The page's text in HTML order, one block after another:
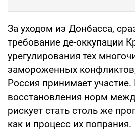
За уходом из Донбасса,
требование де-оккупации
урегулирования тех
замороженных
Россия принимает
восстановления норм
рискует стать столь же
как и процесс их попрания.